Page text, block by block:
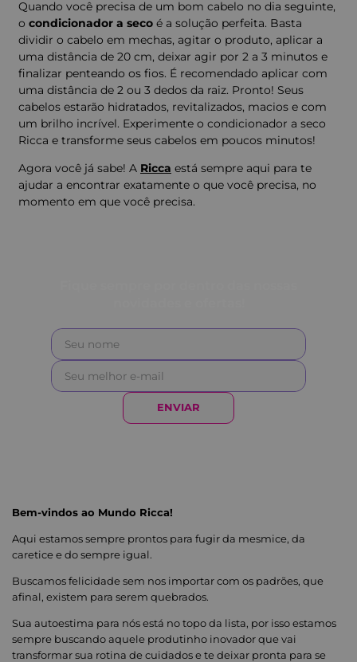
Quando você precisa de um bom cabelo no dia seguinte,
o condicionador a seco é a solução perfeita. Basta
dividir o cabelo em mechas, agitar o produto, aplicar a
uma distância de 20 cm, deixar agir por 2 a 3 minutos e
finalizar penteando os fios. É recomendado aplicar com
uma distância de 2 ou 3 dedos da raiz. Pronto! Seus
cabelos estarão hidratados, revitalizados, macios e com
um brilho incrível. Experimente o condicionador a seco
Ricca e transforme seus cabelos em poucos minutos!
Agora você já sabe! A Ricca está sempre aqui para te
ajudar a encontrar exatamente o que você precisa, no
momento em que você precisa.
ENVIAR
Bem-vindos ao Mundo Ricca!
Aqui estamos sempre prontos para fugir da mesmice, da
caretice e do sempre igual.
Buscamos felicidade sem nos importar com os padrões, que
afinal, existem para serem quebrados.
Sua autoestima para nós está no topo da lista, por isso estamos
sempre buscando aquele produtinho inovador que vai
transformar sua rotina de cuidados e te deixar pronta para se